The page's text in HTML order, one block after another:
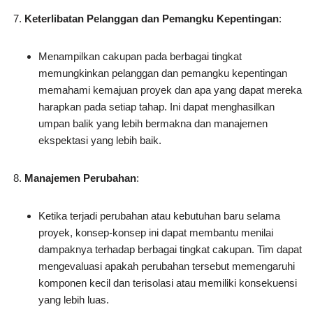
Keterlibatan Pelanggan dan Pemangku Kepentingan:
Menampilkan cakupan pada berbagai tingkat
memungkinkan pelanggan dan pemangku kepentingan
memahami kemajuan proyek dan apa yang dapat mereka
harapkan pada setiap tahap. Ini dapat menghasilkan
umpan balik yang lebih bermakna dan manajemen
ekspektasi yang lebih baik.
Manajemen Perubahan:
Ketika terjadi perubahan atau kebutuhan baru selama
proyek, konsep-konsep ini dapat membantu menilai
dampaknya terhadap berbagai tingkat cakupan. Tim dapat
mengevaluasi apakah perubahan tersebut memengaruhi
komponen kecil dan terisolasi atau memiliki konsekuensi
yang lebih luas.